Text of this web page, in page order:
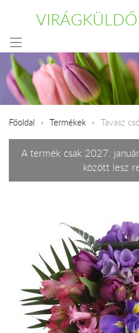
Főoldal Termékek Tavasz
A termék csak 2027.
között lesz